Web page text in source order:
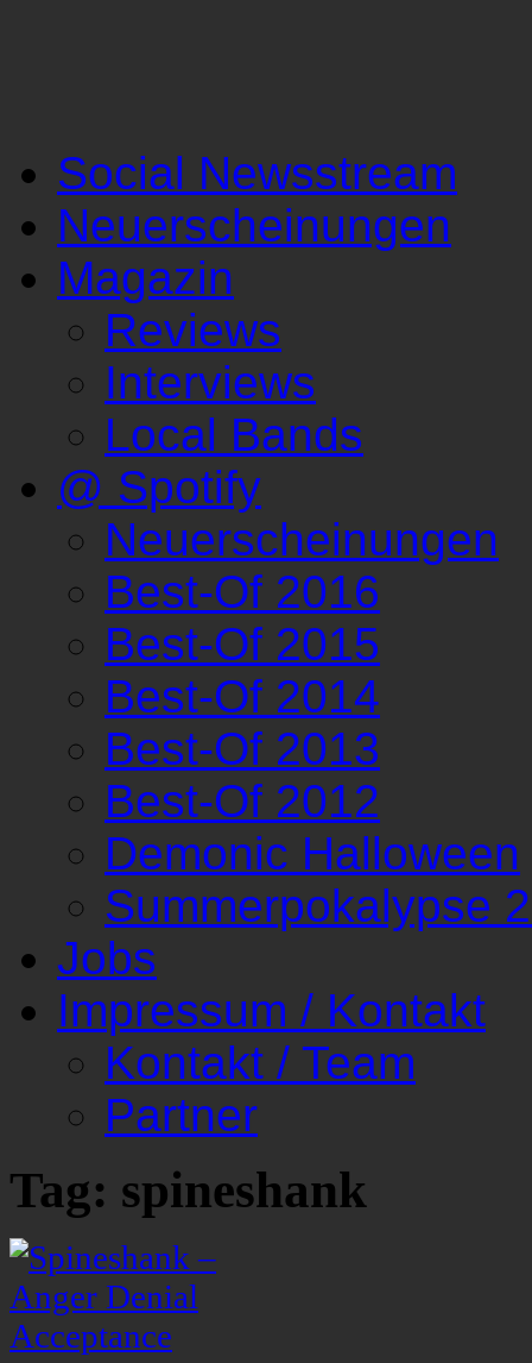
Social Newsstream
Neuerscheinungen
Magazin
Reviews
Interviews
Local Bands
@ Spotify
Neuerscheinungen
Best-Of 2016
Best-Of 2015
Best-Of 2014
Best-Of 2013
Best-Of 2012
Demonic Halloween
Summerpokalypse
Jobs
Impressum / Kontakt
Kontakt / Team
Partner
Tag: spineshank